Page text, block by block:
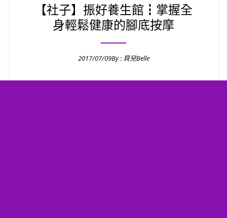
【社子】振好養生館┇掌握全
身輕鬆健康的腳底按摩
2017/07/09By : 貝兒Belle